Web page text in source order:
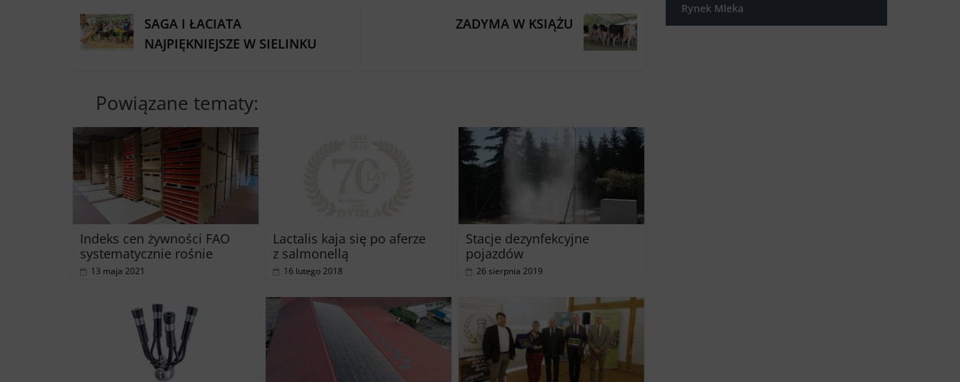
SAGA I ŁACIATA
NAJPIĘKNIEJSZE W SIELINKU
ZADYMA W KSIĄŻU
Powiązane tematy:
Indeks cen żywności FAO
systematycznie rośnie
13 maja 2021
Lactalis kaja się po aferze
z salmonellą
16 lutego 2018
Stacje dezynfekcyjne
pojazdów
26 sierpnia 2019
Rynek Mleka